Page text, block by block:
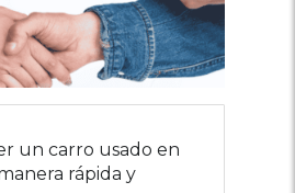
un carro usado en
rápida y